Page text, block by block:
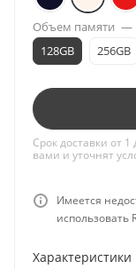
Объем памяти —
128GB
256GB
Срок доставки от
вами и уточнят
Имеется
использовать
Характеристики